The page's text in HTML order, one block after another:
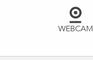
WEBCAM